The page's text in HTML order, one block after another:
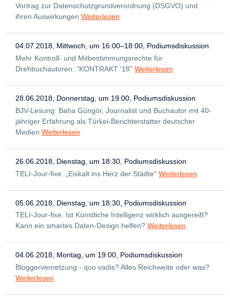
Vortrag zur Datenschutzgrundverordnung (DSGVO) und
ihren Auswirkungen Weiterlesen
04.07.2018, Mittwoch, um 16:00–18:00, Podiumsdiskussion
Mehr Kontroll- und Mitbestimmungsrechte für
Drehbuchautoren: “KONTRAKT ‘18” Weiterlesen
28.06.2018, Donnerstag, um 19:00, Podiumsdiskussion
BJV-Lesung: Baha Güngör, Journalist und Buchautor mit 40-
jähriger Erfahrung als Türkei-Berichterstatter deutscher
Medien Weiterlesen
26.06.2018, Dienstag, um 18:30, Podiumsdiskussion
TELI-Jour-fixe: „Eiskalt ins Herz der Städte“ Weiterlesen
05.06.2018, Dienstag, um 18:30, Podiumsdiskussion
TELI-Jour-fixe: Ist Künstliche Intelligenz wirklich ausgereift?
Kann ein smartes Daten-Design helfen? Weiterlesen
04.06.2018, Montag, um 19:00, Podiumsdiskussion
Bloggervernetzung - quo vadis? Alles Reichweite oder was?
Weiterlesen